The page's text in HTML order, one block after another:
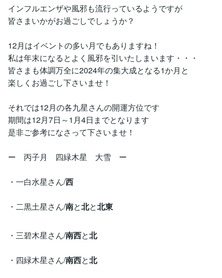
インフルエンザや風邪も流行っているようですが
皆さまいかがお過ごしでしょうか？
12月はイベントの多い月でもありますね！
私は年末になるとよく風邪を引いたしまいます・・・
皆さまも体調万全に2024年の集大成となる1か月と
楽しくお過ごし下さいませ！
それでは12月の各九星さんの開運方位です
期間は12月7日～1月4日までとなります
是非ご参考になさって下さいませ！
ー 丙子月 四緑木星 大雪 ー
・一白水星さん/西
・二黒土星さん/南と北と北東
・三碧木星さん/南西と北
・四緑木星さん/南西と北